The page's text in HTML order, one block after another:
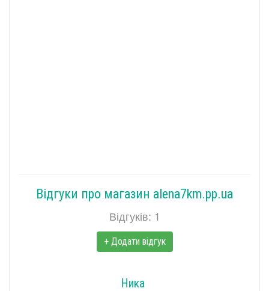
Відгуки про магазин alena7km.pp.ua
Відгуків: 1
+ Додати відгук
Ника